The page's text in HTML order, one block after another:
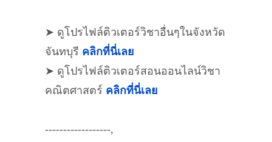
➤ ดูโปรไฟล์ติวเตอร์วิชาอื่นๆในจังหวัด
จันทบุรี คลิกที่นี่เลย
➤ ดูโปรไฟล์ติวเตอร์สอนออนไลน์วิชา
คณิตศาสตร์ คลิกที่นี่เลย
------------------,